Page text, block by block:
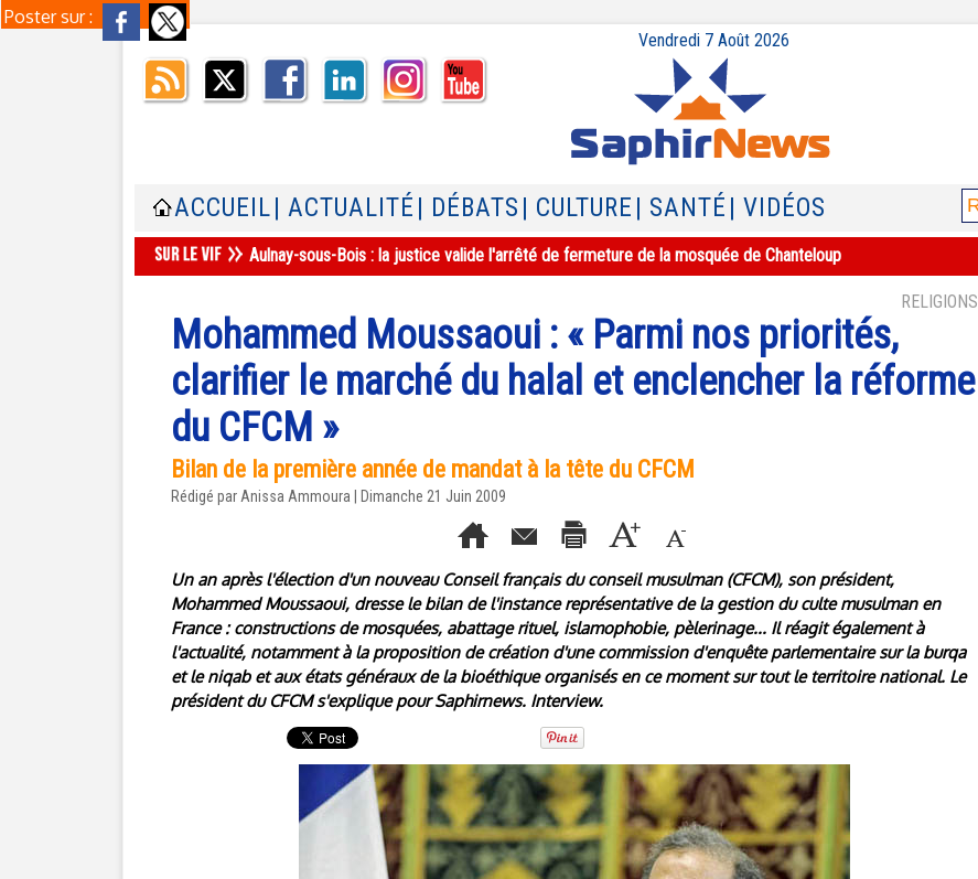
Poster sur :
Vendredi 7 Août 2026
ACCUEIL | ACTUALITÉ | DÉBATS | CULTURE | SANTÉ | VIDÉOS
Aulnay-sous-Bois : la justice valide l'arrêté de fermeture de la mosquée de Chanteloup
RELIGIONS
Mohammed Moussaoui : « Parmi nos priorités,
clarifier le marché du halal et enclencher la réforme
du CFCM »
Bilan de la première année de mandat à la tête du CFCM
Rédigé par Anissa Ammoura | Dimanche 21 Juin 2009
Un an après l'élection d'un nouveau Conseil français du conseil musulman (CFCM), son président,
Mohammed Moussaoui, dresse le bilan de l'instance représentative de la gestion du culte musulman en
France : constructions de mosquées, abattage rituel, islamophobie, pèlerinage... Il réagit également à
l'actualité, notamment à la proposition de création d'une commission d'enquête parlementaire sur la burqa
et le niqab et aux états généraux de la bioéthique organisés en ce moment sur tout le territoire national. Le
président du CFCM s'explique pour Saphirnews. Interview.